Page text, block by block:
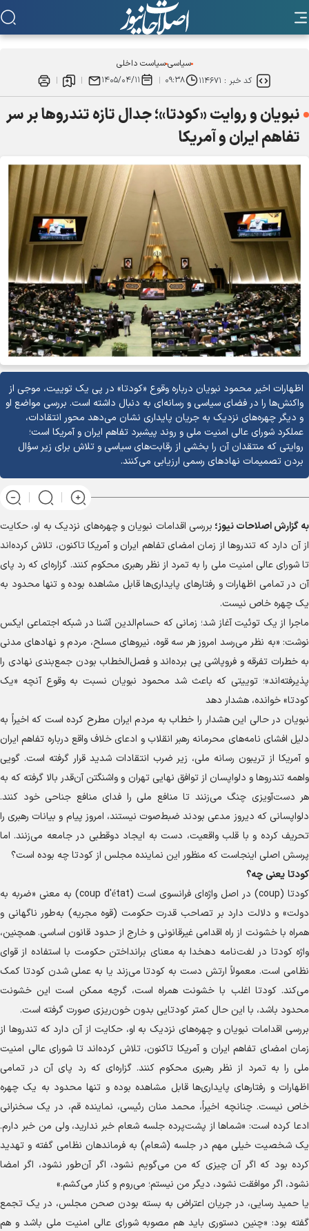
سیاسیسیاست داخلی
کد خبر : ۱۱۴۶۷۱ ۰۹:۳۸ ۱۴۰۵/۰۴/۱۱
نبویان و روایت «کودتا»؛ جدال تازه تندروها بر سر
تفاهم ایران و آمریکا
اظهارات اخیر محمود نبویان درباره وقوع «کودتا» در پی یک توییت، موجی از
واکنش‌ها را در فضای سیاسی و رسانه‌ای به دنبال داشته است. بررسی مواضع او
و دیگر چهره‌های نزدیک به جریان پایداری نشان می‌دهد محور انتقادات،
عملکرد شورای عالی امنیت ملی و روند پیشبرد تفاهم ایران و آمریکا است؛
روایتی که منتقدان آن را بخشی از رقابت‌های سیاسی و تلاش برای زیر سؤال
بردن تصمیمات نهادهای رسمی ارزیابی می‌کنند.
به گزارشاصلاحات نیوز؛ بررسی اقدامات نبویان و چهره‌های نزدیک به او، حکایت
از آن دارد که تندروها از زمان امضای تفاهم ایران و آمریکا تاکنون، تلاش کرده‌اند
تا شورای عالی امنیت ملی را به تمرد از نظر رهبری محکوم کنند. گزاره‌ای که رد پای
آن در تمامی اظهارات و رفتارهای پایداری‌ها قابل مشاهده بوده و تنها محدود به
یک چهره خاص نیست.
ماجرا از یک توئیت آغاز شد؛ زمانی که حسام‌الدین آشنا در شبکه اجتماعی ایکس
نوشت: «به نظر می‌رسد امروز هر سه قوه، نیروهای مسلح، مردم و نهادهای مدنی
به خطرات تفرقه و فروپاشی پی برده‌اند و فصل‌الخطاب بودن جمع‌بندی نهادی را
پذیرفته‌اند»؛ توییتی که باعث شد محمود نبویان نسبت به وقوع آنچه «یک
کودتا» خوانده، هشدار دهد
نبویان در حالی این هشدار را خطاب به مردم ایران مطرح کرده است که اخیراً به
دلیل افشای نامه‌های محرمانه رهبر انقلاب و ادعای خلاف واقع درباره تفاهم ایران
و آمریکا از تریبون رسانه ملی، زیر ضرب انتقادات شدید قرار گرفته است. گویی
واهمه تندروها و دلواپسان از توافق نهایی تهران و واشنگتن آن‌قدر بالا گرفته که به
هر دست‌آویزی چنگ می‌زنند تا منافع ملی را فدای منافع جناحی خود کنند.
دلواپسانی که دیروز مدعی بودند ضبط‌صوت نیستند، امروز پیام و بیانات رهبری را
تحریف کرده و با قلب واقعیت، دست به ایجاد دوقطبی در جامعه می‌زنند. اما
پرسش اصلی اینجاست که منظور این نماینده مجلس از کودتا چه بوده است؟
کودتا یعنی چه؟
کودتا (coup) در اصل واژه‌ای فرانسوی است (coup d'état) به معنی «ضربه به
دولت» و دلالت دارد بر تصاحب قدرت حکومت (قوه مجریه) به‌طور ناگهانی و
همراه با خشونت از راه اقدامی غیرقانونی و خارج از حدود قانون اساسی. همچنین،
واژه کودتا در لغت‌نامه دهخدا به معنای برانداختن حکومت با استفاده از قوای
نظامی است. معمولاً ارتش دست به کودتا می‌زند یا به عملی شدن کودتا کمک
می‌کند. کودتا اغلب با خشونت همراه است، گرچه ممکن است این خشونت
محدود باشد، با این حال کمتر کودتایی بدون خون‌ریزی صورت گرفته است.
بررسی اقدامات نبویان و چهره‌های نزدیک به او، حکایت از آن دارد که تندروها از
زمان امضای تفاهم ایران و آمریکا تاکنون، تلاش کرده‌اند تا شورای عالی امنیت
ملی را به تمرد از نظر رهبری محکوم کنند. گزاره‌ای که رد پای آن در تمامی
اظهارات و رفتارهای پایداری‌ها قابل مشاهده بوده و تنها محدود به یک چهره
خاص نیست. چنانچه اخیراً، محمد منان رئیسی، نماینده قم، در یک سخنرانی
ادعا کرده است: «شماها از پشت‌پرده جلسه شعام خبر ندارید، ولی من خبر دارم.
یک شخصیت خیلی مهم در جلسه (شعام) به فرماندهان نظامی گفته و تهدید
کرده بود که اگر آن چیزی که من می‌گویم نشود، اگر آن‌طور نشود، اگر امضا
نشود، اگر موافقت نشود، دیگر من نیستم؛ می‌روم و کنار می‌کشم.»
یا حمید رسایی، در جریان اعتراض به بسته بودن صحن مجلس، در یک تجمع
گفته بود: «چنین دستوری باید هم مصوبه شورای عالی امنیت ملی باشد و هم